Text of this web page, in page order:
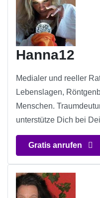
Hanna12
Medialer und reeller
Lebenslagen,
Menschen.
unterstütze Dich bei
Gratis anrufen